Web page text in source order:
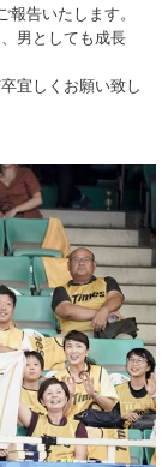
告いたします。
男としても成長
宜しくお願い致し